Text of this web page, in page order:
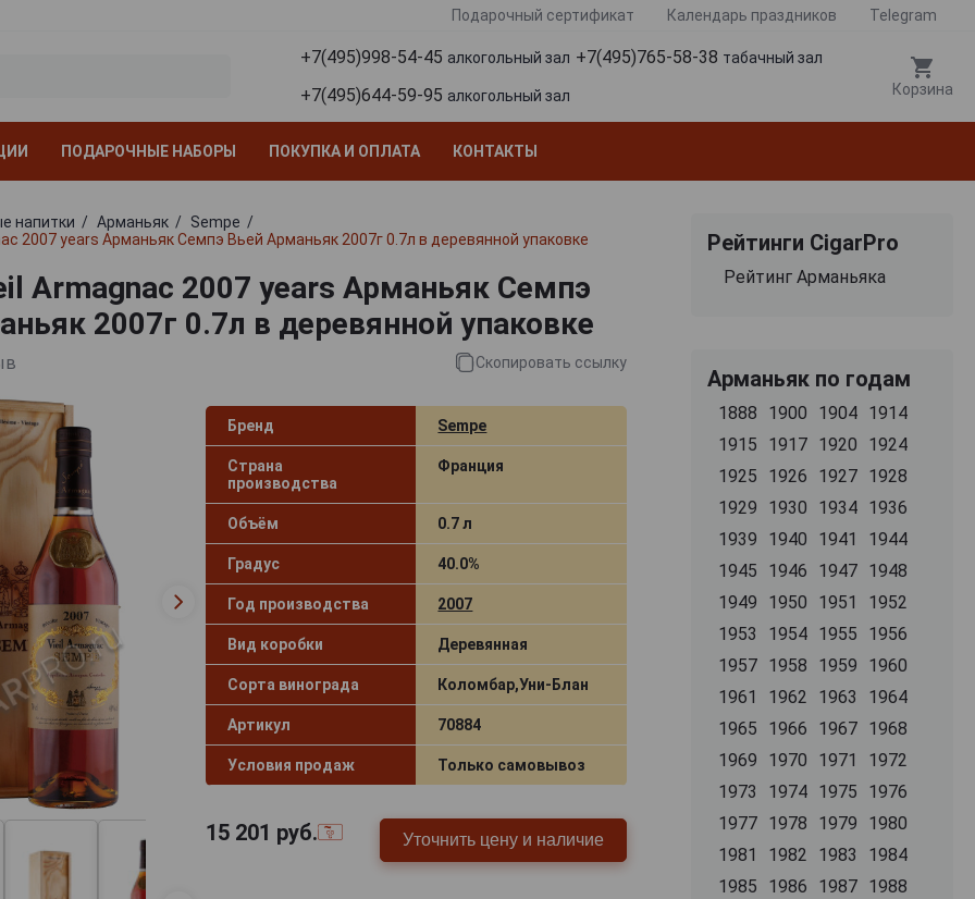
Подарочный сертификат Календарь праздников Telegram
+7(495)998-54-45 алкогольный зал +7(495)765-58-38 табачный зал
+7(495)644-59-95 алкогольный зал Корзина
ПОДАРОЧНЫЕ НАБОРЫ ПОКУПКА И ОПЛАТА КОНТАКТЫ
напитки Арманьяк
Sempe
2007 years Арманьяк Семпэ Вьей Арманьяк 2007г 0.7л в деревянной упаковке
Armagnac 2007 years Арманьяк Семпэ
2007г 0.7л в деревянной упаковке
Скопировать ссылку
Бренд Sempe
Страна
производства
Франция
Объём 0.7 л
Градус 40.0%
Год производства 2007
Вид коробки Деревянная
Сорта винограда Коломбар,Уни-Блан
Артикул 70884
Условия продаж Только самовывоз
15 201 руб. Уточнить цену и наличие
Рейтинги CigarPro
Рейтинг Арманьяка
Арманьяк по годам
1888 1900 1904 1914
1915
1917 1920
1924
1925
1926 1927 1928
1929
1930 1934 1936
1939
1940 1941
1944
1945
1946 1947 1948
1949
1950 1951
1952
1953
1954 1955
1956
1957 1958 1959
1960
1961
1962 1963
1964
1965
1966 1967 1968
1969
1970 1971
1972
1973
1974 1975
1976
1977 1978 1979
1980
1981
1982 1983
1984
1985
1986 1987 1988